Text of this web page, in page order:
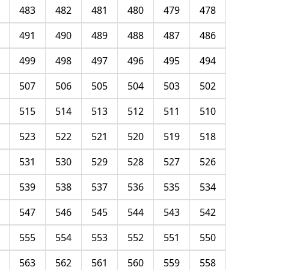
478
479
480
481
482
483
486
487
488
489
490
491
494
495
496
497
498
499
502
503
504
505
506
507
510
511
512
513
514
515
518
519
520
521
522
523
526
527
528
529
530
531
534
535
536
537
538
539
542
543
544
545
546
547
550
551
552
553
554
555
558
559
560
561
562
563